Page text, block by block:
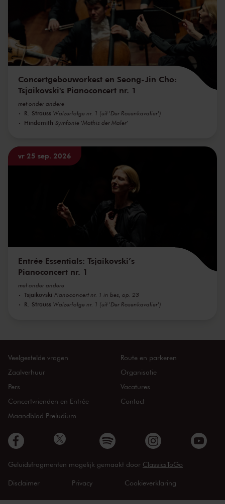
Concertgebouworkest en Seong-Jin Cho:
Tsjaikovski's Pianoconcert nr. 1
met onder andere
R. Strauss Walzerfolge nr. 1 (uit 'Der Rosenkavalier')
Hindemith Symfonie 'Mathis der Maler'
vr 25 sep. 2026
Entrée Essentials: Tsjaikovski’s
Pianoconcert nr. 1
met onder andere
Tsjaikovski Pianoconcert nr. 1 in bes, op. 23
R. Strauss Walzerfolge nr. 1 (uit 'Der Rosenkavalier')
Veelgestelde vragen
Zaalverhuur
Pers
Concertvrienden en Entrée
Maandblad Preludium
Route en parkeren
Organisatie
Vacatures
Contact
Geluidsfragmenten mogelijk gemaakt door ClassicsToGo
Disclaimer Privacy Cookieverklaring